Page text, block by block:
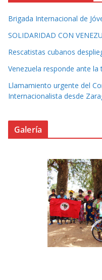
Brigada Internacional de
SOLIDARIDAD CON
Rescatistas cubanos
Venezuela responde ante la
Llamamiento urgente del
Internacionalista desde
Galería